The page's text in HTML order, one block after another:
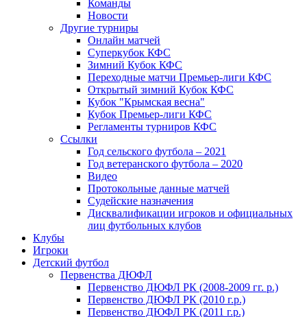
Команды
Новости
Другие турниры
Онлайн матчей
Суперкубок КФС
Зимний Кубок КФС
Переходные матчи Премьер-лиги КФС
Открытый зимний Кубок КФС
Кубок "Крымская весна"
Кубок Премьер-лиги КФС
Регламенты турниров КФС
Ссылки
Год сельского футбола – 2021
Год ветеранского футбола – 2020
Видео
Протокольные данные матчей
Судейские назначения
Дисквалификации игроков и официальных
лиц футбольных клубов
Клубы
Игроки
Детский футбол
Первенства ДЮФЛ
Первенство ДЮФЛ РК (2008-2009 гг. р.)
Первенство ДЮФЛ РК (2010 г.р.)
Первенство ДЮФЛ РК (2011 г.р.)